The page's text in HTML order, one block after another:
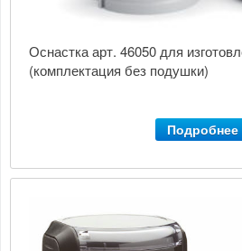
Оснастка арт. 46050 для
(комплектация без подушки)
Подробнее